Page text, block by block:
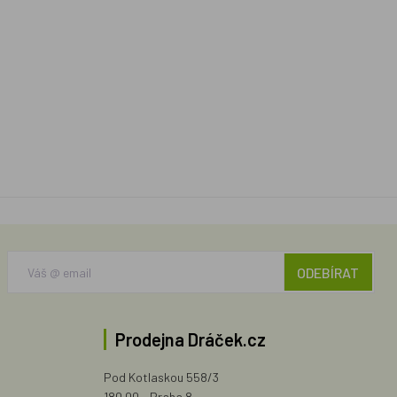
ODEBÍRAT
Prodejna Dráček.cz
Pod Kotlaskou 558/3